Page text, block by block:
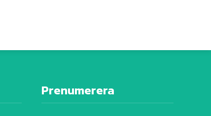
Prenumerera